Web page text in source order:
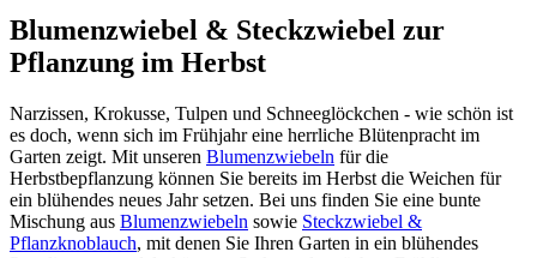
Blumenzwiebel & Steckzwiebel zur
Pflanzung im Herbst
Narzissen, Krokusse, Tulpen und Schneeglöckchen - wie schön ist
es doch, wenn sich im Frühjahr eine herrliche Blütenpracht im
Garten zeigt. Mit unseren Blumenzwiebeln für die
Herbstbepflanzung können Sie bereits im Herbst die Weichen für
ein blühendes neues Jahr setzen. Bei uns finden Sie eine bunte
Mischung aus Blumenzwiebeln sowie Steckzwiebel &
Pflanzknoblauch, mit denen Sie Ihren Garten in ein blühendes